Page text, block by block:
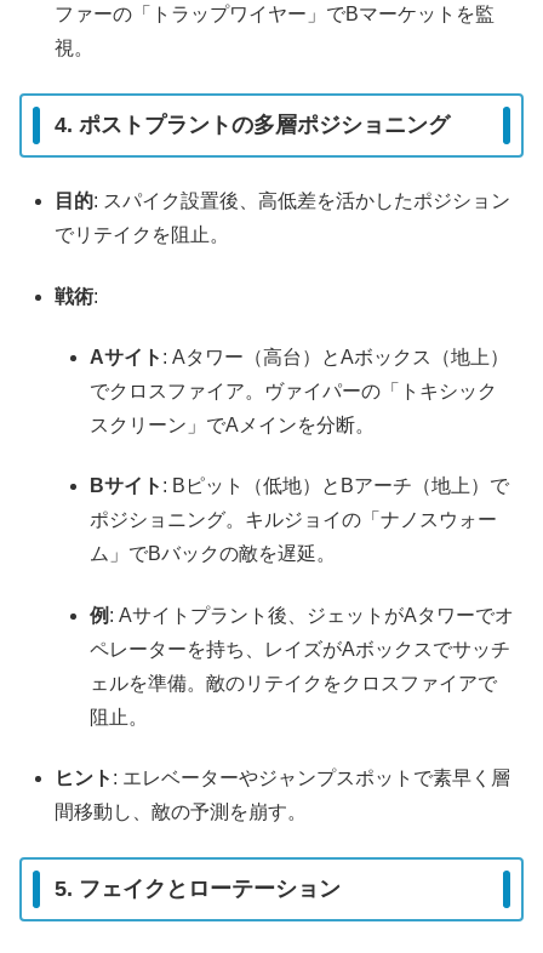
ファーの「トラップワイヤー」でBマーケットを監
視。
4. ポストプラントの多層ポジショニング
目的: スパイク設置後、高低差を活かしたポジション
でリテイクを阻止。
戦術:
Aサイト : Aタワー（高台）とAボックス（地上）
でクロスファイア。ヴァイパーの「トキシック
スクリーン」でAメインを分断。
Bサイト : Bピット（低地）とBアーチ（地上）で
ポジショニング。キルジョイの「ナノスウォー
ム」でBバックの敵を遅延。
例 : Aサイトプラント後、ジェットがAタワーでオ
ペレーターを持ち、レイズがAボックスでサッチ
ェルを準備。敵のリテイクをクロスファイアで
阻止。
ヒント : エレベーターやジャンプスポットで素早く層
間移動し、敵の予測を崩す。
5. フェイクとローテーション